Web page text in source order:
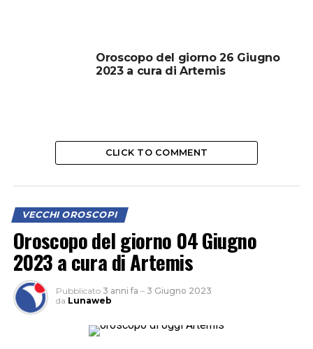
Oroscopo del giorno 26 Giugno
2023 a cura di Artemis
CLICK TO COMMENT
VECCHI OROSCOPI
Oroscopo del giorno 04 Giugno
2023 a cura di Artemis
Pubblicato 3 anni fa – 3 Giugno 2023
da Lunaweb